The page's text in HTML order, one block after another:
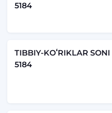
5184
TIBBIY-KOʻRIKLAR SONI
5184